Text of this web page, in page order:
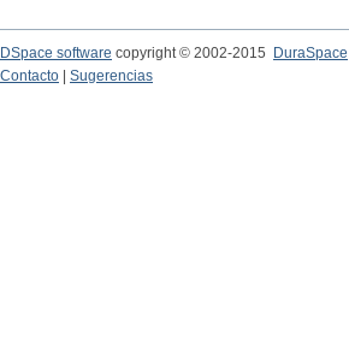
DSpace software copyright © 2002-2015
DuraSpace
Contacto
Sugerencias